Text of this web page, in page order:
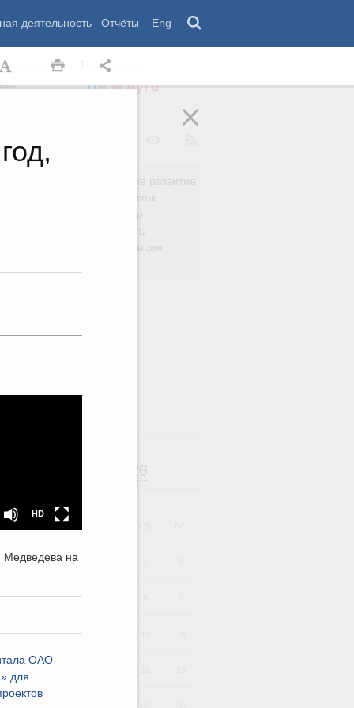
деятельность Отчёты Eng
HD
Медведева на
ОАО
для
Обращения
Региональное развитие
Дальний Восток
Россия и мир
Безопасность
Право и юстиция
2026
4 5 6
12 13